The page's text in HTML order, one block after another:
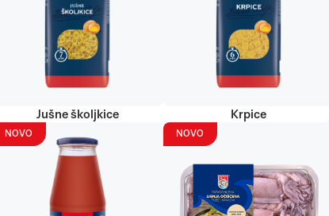
Jušne školjkice Krpice
NOVO NOVO